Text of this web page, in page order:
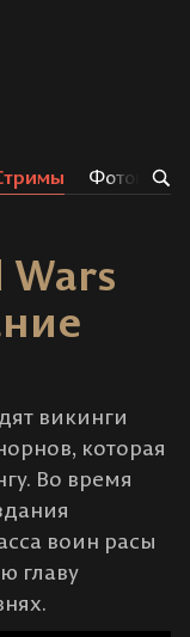
викинги
которая
Во время
воин расы
главу